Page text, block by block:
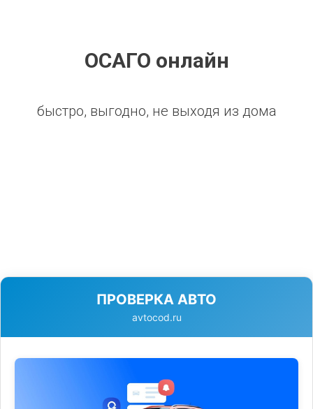
ОСАГО онлайн
быстро, выгодно, не выходя из дома
ПРОВЕРКА АВТО
avtocod.ru